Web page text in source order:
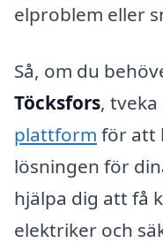
elproblem eller
Så, om du
Töcksfors,
plattform för att
lösningen för
hjälpa dig att få
elektriker och